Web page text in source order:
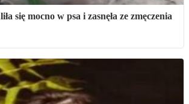
się mocno w psa i zasnęła ze zmęczenia